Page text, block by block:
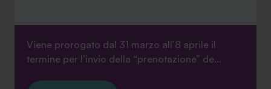
Viene prorogato dal 31 marzo all’8 aprile il
termine per l’invio della “prenotazione” de...